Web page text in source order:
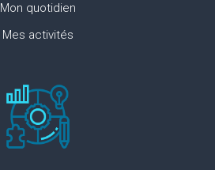
Mon quotidien
Mes activités